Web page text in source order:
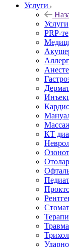
Услуги
Услуги
PRP-
КТ